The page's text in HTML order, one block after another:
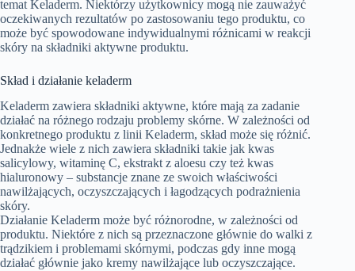
temat Keladerm. Niektórzy użytkownicy mogą nie zauważyć
oczekiwanych rezultatów po zastosowaniu tego produktu, co
może być spowodowane indywidualnymi różnicami w reakcji
skóry na składniki aktywne produktu.
Skład i działanie keladerm
Keladerm zawiera składniki aktywne, które mają za zadanie
działać na różnego rodzaju problemy skórne. W zależności od
konkretnego produktu z linii Keladerm, skład może się różnić.
Jednakże wiele z nich zawiera składniki takie jak kwas
salicylowy, witaminę C, ekstrakt z aloesu czy też kwas
hialuronowy – substancje znane ze swoich właściwości
nawilżających, oczyszczających i łagodzących podrażnienia
skóry.
Działanie Keladerm może być różnorodne, w zależności od
produktu. Niektóre z nich są przeznaczone głównie do walki z
trądzikiem i problemami skórnymi, podczas gdy inne mogą
działać głównie jako kremy nawilżające lub oczyszczające.